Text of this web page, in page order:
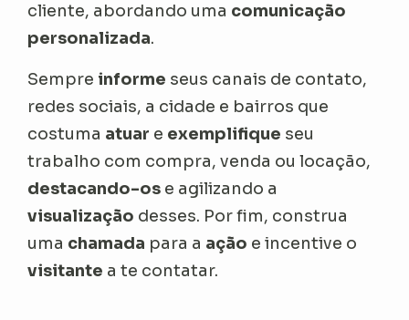
cliente, abordando uma comunicação
personalizada.
Sempre informe seus canais de contato,
redes sociais, a cidade e bairros que
costuma atuar e exemplifique seu
trabalho com compra, venda ou locação,
destacando-os e agilizando a
visualização desses. Por fim, construa
uma chamada para a ação e incentive o
visitante a te contatar.